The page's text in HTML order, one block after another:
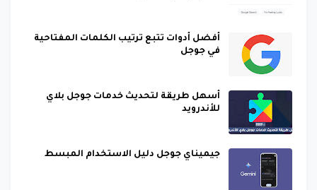
أفضل أدوات تتبع ترتيب الكلمات المفتاحية
في جوجل
أسهل طريقة لتحديث خدمات جوجل بلاي
للأندرويد
جيميناي جوجل دليل الاستخدام المبسط